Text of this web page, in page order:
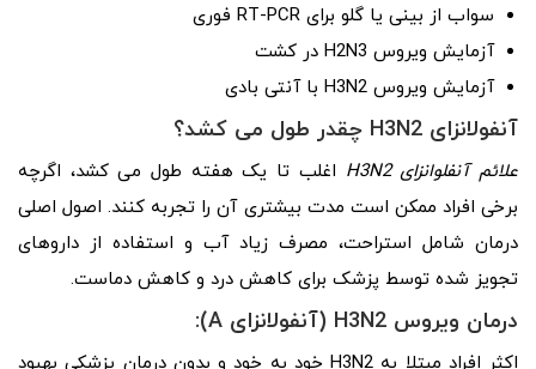
سواب از بینی یا گلو برای RT-PCR فوری
آزمایش ویروس H2N3 در کشت
آزمایش ویروس H3N2 با آنتی بادی
آنفولانزای H3N2 چقدر طول می کشد؟
علائم آنفلوانزای H3N2
اغلب تا یک هفته طول می کشد، اگرچه
برخی افراد ممکن است مدت بیشتری آن را تجربه کنند. اصول اصلی
درمان شامل استراحت، مصرف زیاد آب و استفاده از داروهای
تجویز شده توسط پزشک برای کاهش درد و کاهش دماست.
درمان ویروس H3N2 (آنفولانزای A):
اکثر افراد مبتلا به H3N2 خود به خود و بدون درمان پزشکی بهبود